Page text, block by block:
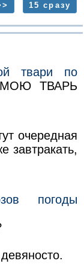
15 сразу
твари по
"МОЮ ТВАРЬ
очередная
завтракать,
погоды